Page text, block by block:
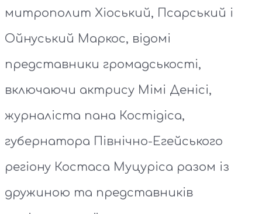
митрополит Хіоський, Псарський і
Ойнуський Маркос, відомі
представники громадськості,
включаючи актрису Мімі Денісі,
журналіста пана Костідіса,
губернатора Північно-Егейського
регіону Костаса Муцуріса разом із
дружиною та представників